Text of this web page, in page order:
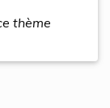
thème